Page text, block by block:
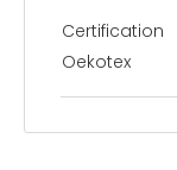
Certification
Oekotex